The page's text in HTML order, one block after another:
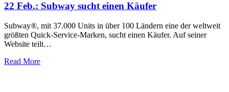
22 Feb.: Subway sucht einen Käufer
Subway®, mit 37.000 Units in über 100 Ländern eine der weltweit
größten Quick-Service-Marken, sucht einen Käufer. Auf seiner
Website teilt…
Read More